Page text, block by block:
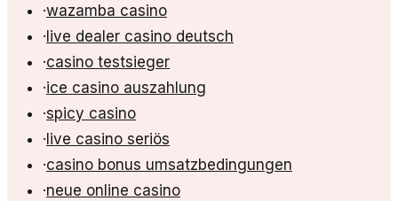
·wazamba casino
· live dealer casino deutsch
·casino testsieger
·ice casino auszahlung
·spicy casino
· live casino seriös
·casino bonus umsatzbedingungen
·neue online casino